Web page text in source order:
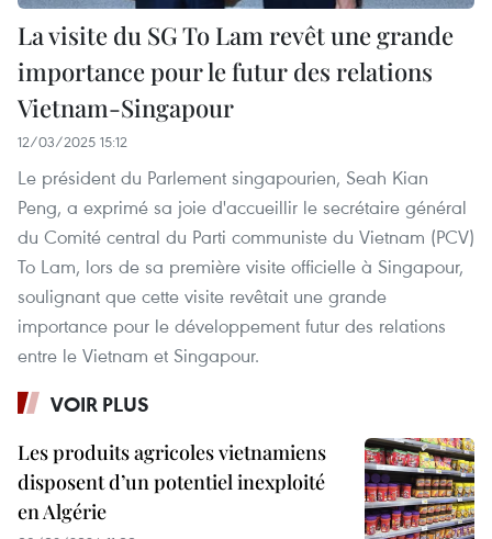
La visite du SG To Lam revêt une grande
importance pour le futur des relations
Vietnam-Singapour
12/03/2025 15:12
Le président du Parlement singapourien, Seah Kian
Peng, a exprimé sa joie d'accueillir le secrétaire général
du Comité central du Parti communiste du Vietnam (PCV)
To Lam, lors de sa première visite officielle à Singapour,
soulignant que cette visite revêtait une grande
importance pour le développement futur des relations
entre le Vietnam et Singapour.
VOIR PLUS
Les produits agricoles vietnamiens
disposent d’un potentiel inexploité
en Algérie